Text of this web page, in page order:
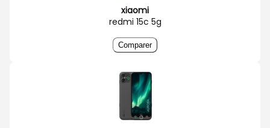
xiaomi
redmi 15c 5g
Comparer